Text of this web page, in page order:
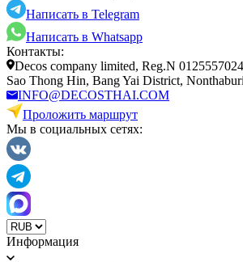
Написать в Telegram
Написать в Whatsapp
Контакты:
Decos company limited, Reg.N
Sao Thong Hin, Bang Yai District,
INFO@DECOSTHAI.COM
Проложить маршрут
Мы в социальных сетях:
Информация